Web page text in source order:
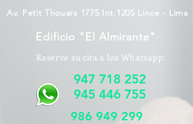
Av. Petit Thouars 1775 Int.1205 Lince - Lima
Edificio "El Almirante"
Reserve su cita a los Whatsapp:
947 718 252
945 446 755
986 949 299